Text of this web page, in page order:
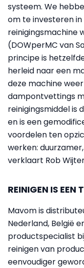
systeem. We
om te investeren
reinigingsmachine
(DOWperMC van
principe is
herleid naar een
deze machine
dampontvettings
reinigingsmiddel is
en is een
voordelen ten
werken:
verklaart Rob
REINIGEN IS EEN
Mavom is
Nederland, België
productspecialist
reinigen van
eenvoudiger